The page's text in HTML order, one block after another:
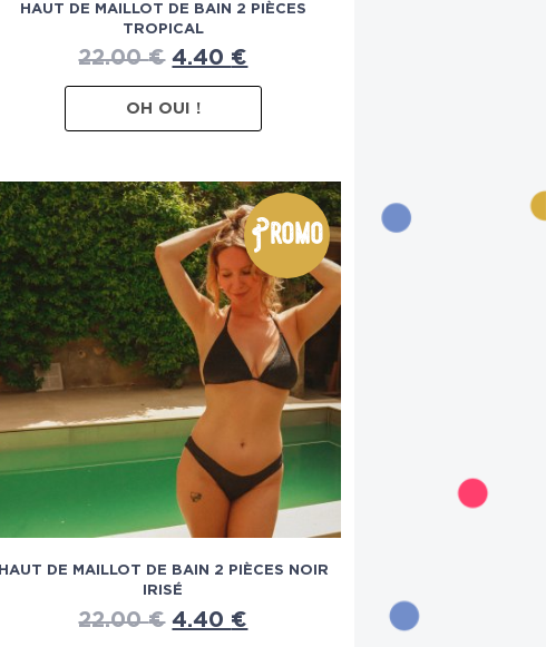
HAUT DE MAILLOT DE BAIN 2 PIÈCES
TROPICAL
22.00€ 4.40 €
OH OUI !
Promo
HAUT DE MAILLOT DE BAIN 2 PIÈCES NOIR
IRISÉ
22.00€ 4.40 €